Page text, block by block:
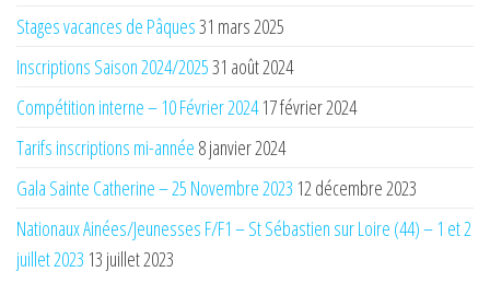
Stages vacances de Pâques31 mars 2025
Inscriptions Saison 2024/202531 août 2024
Compétition interne – 10 Février 2024 17 février 2024
Tarifs inscriptions mi-année 8 janvier 2024
Gala Sainte Catherine – 25 Novembre 2023 12 décembre 2023
Nationaux Ainées/Jeunesses F/F1 – St Sébastien sur Loire (44) – 1 et 2
juillet 2023 13 juillet 2023